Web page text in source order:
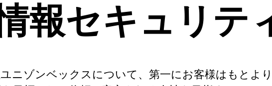
報セキュリテ
ニゾンベックスについて、第一にお客様はもとよ